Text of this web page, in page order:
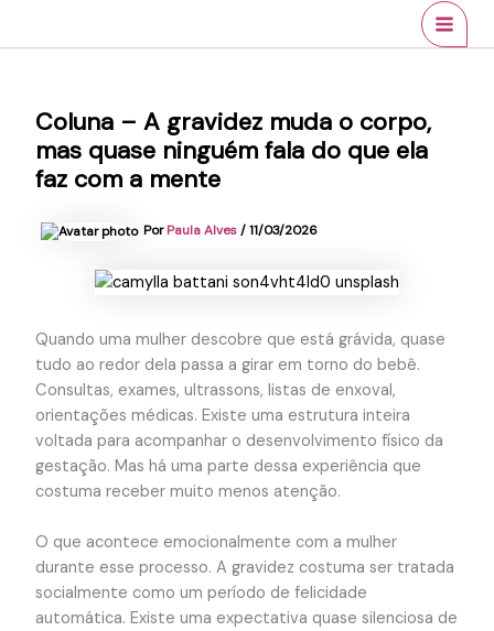
Coluna – A gravidez muda o corpo,
mas quase ninguém fala do que ela
faz com a mente
PorPaula Alves/11/03/2026
Quando uma mulher descobre que está grávida, quase
tudo ao redor dela passa a girar em torno do bebê.
Consultas, exames, ultrassons, listas de enxoval,
orientações médicas. Existe uma estrutura inteira
voltada para acompanhar o desenvolvimento físico da
gestação. Mas há uma parte dessa experiência que
costuma receber muito menos atenção.
O que acontece emocionalmente com a mulher
durante esse processo. A gravidez costuma ser tratada
socialmente como um período de felicidade
automática. Existe uma expectativa quase silenciosa de